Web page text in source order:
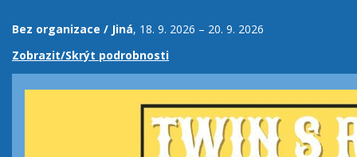
Bez organizace / Jiná, 18. 9. 2026 – 20. 9. 2026
Zobrazit/Skrýt podrobnosti